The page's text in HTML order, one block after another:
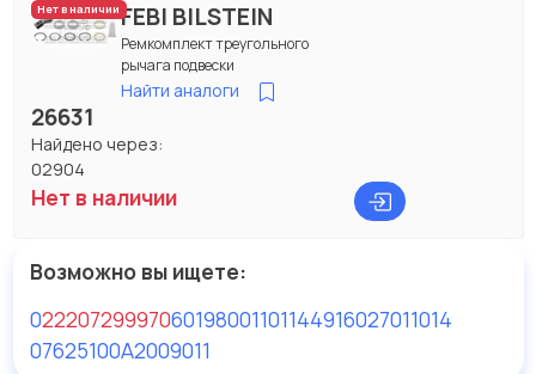
Нет в наличииFEBI BILSTEIN
Ремкомплект треугольного
рычага подвески
Найти аналоги
26631
Найдено через:
02904
Нет в наличии
Возможно вы ищете:
02220729997060198001101144916027011014
07625100A2009011